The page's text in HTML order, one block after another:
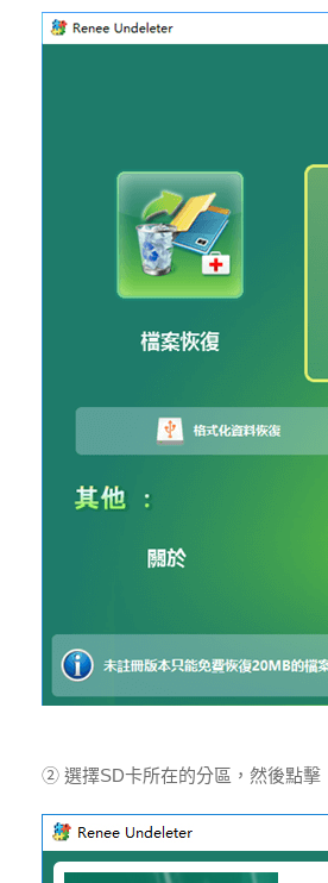
② 選擇SD卡所在的分區，然後點擊